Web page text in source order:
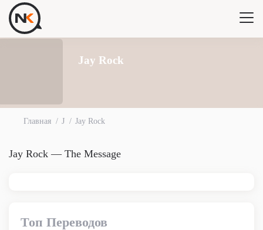
Jay Rock
Главная J Jay Rock
Jay Rock — The Message
Топ Переводов